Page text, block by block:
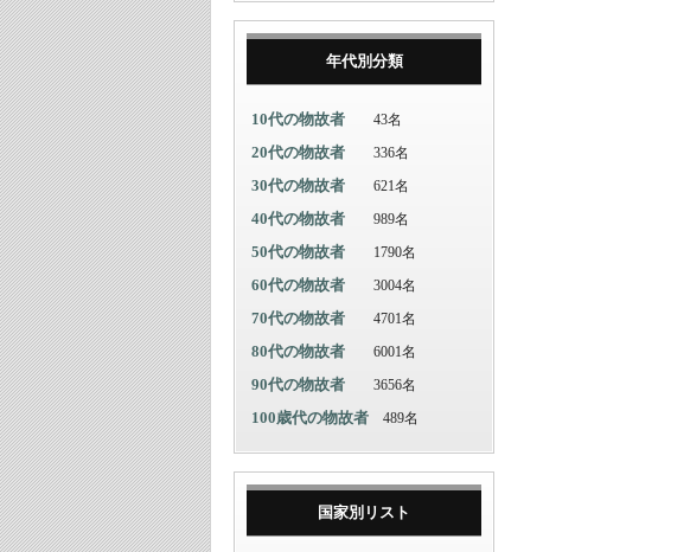
年代別分類
10代の物故者 43名
20代の物故者 336名
30代の物故者 621名
40代の物故者 989名
50代の物故者 1790名
60代の物故者 3004名
70代の物故者 4701名
80代の物故者 6001名
90代の物故者 3656名
100歳代の物故者 489名
国家別リスト